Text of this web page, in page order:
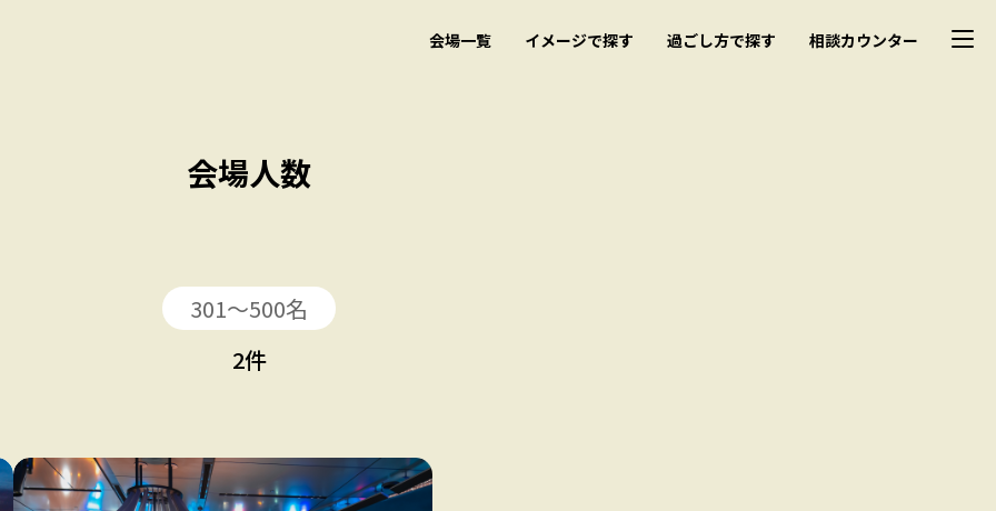
会場一覧 イメージで探す 過ごし方で探す 相談カウンター
会場人数
301〜500名
2件